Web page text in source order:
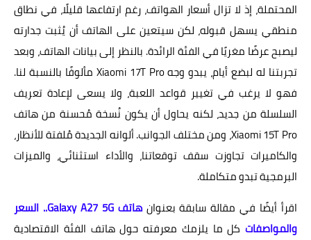
المحتملة، إذ لا تزال أسعار الهواتف، رغم ارتفاعها قليلًا، في نطاق
منطقي يسهل قبوله، لكن سيتعين على الهاتف أن يُثبت جدارته
ليصبح عرضًا مغريًا في الفئة الرائدة. بالنظر إلى بيانات الهاتف، وبعد
تجربتنا له لبضع أيام، يبدو وجه Xiaomi 17T Pro مألوفًا بالنسبة لنا.
فهو لا يرغب في تغيير قواعد اللعبة، ولا يسعى لإعادة تعريف
السلسلة من جديد، لكنه يحاول أن يكون نُسخة مُحسنة من هاتف
Xiaomi 15T Pro، ومن مختلف الجوانب. ألوانه الجديدة مُلفتة للأنظار،
والكاميرات تجاوزت سقف توقعاتنا، والأداء استثنائي، والميزات
البرمجية تبدو متكاملة.
اقرأ أيضًا في مقالة سابقة بعنوان
هاتف Galaxy A27 5G.. السعر
والمواصفات كل ما يلزمك معرفته حول هاتف الفئة الاقتصادية